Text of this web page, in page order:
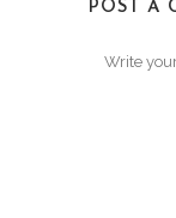
POST A